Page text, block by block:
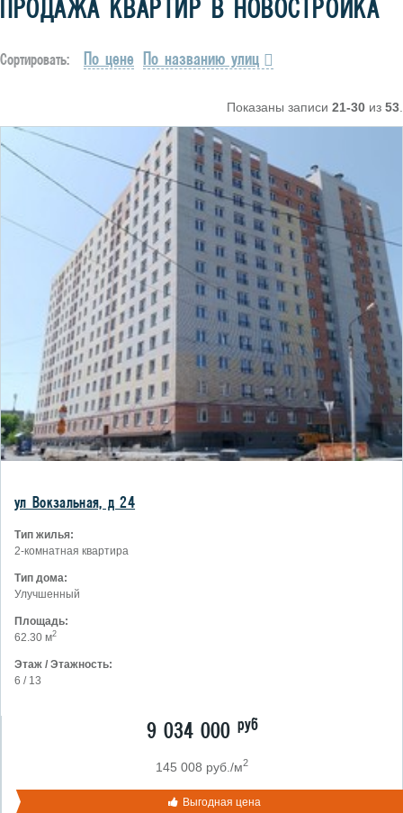
ПРОДАЖА КВАРТИР В НОВОСТРОЙКА
Сортировать: По цене По названию улиц
Показаны записи 21-30 из 53
ул Вокзальная, д 24
Тип жилья:
2-комнатная квартира
Тип дома:
Улучшенный
Площадь:
62.30 м2
Этаж / Этажность:
6 / 13
9 034 000 руб
145 008 руб./м2
Выгодная цена